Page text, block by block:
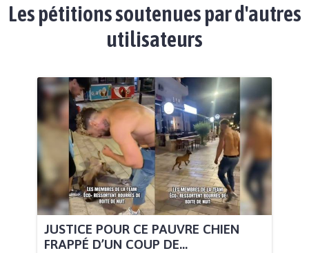
Les pétitions soutenues par d'autres
utilisateurs
JUSTICE POUR CE PAUVRE CHIEN
FRAPPÉ D’UN COUP DE...